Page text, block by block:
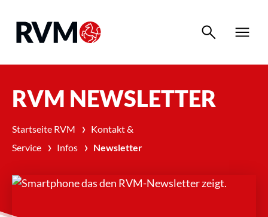
search menu
RVM NEWSLETTER
Startseite RVM › Kontakt &
Service
› Infos › Newsletter